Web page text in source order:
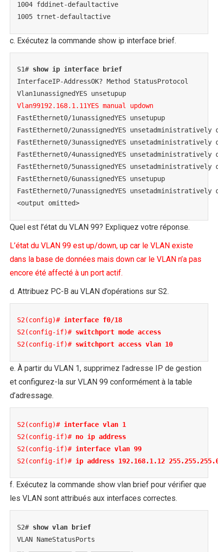
1004 fddinet-defaultactive
1005 trnet-defaultactive
c. Exécutez la commande show ip interface brief.
S1# show ip interface brief
InterfaceIP-AddressOK? Method StatusProtocol
Vlan99192.168.1.11YES manual updown
FastEthernet0/1unassignedYES unsetupup
FastEthernet0/2unassignedYES unsetadministratively
FastEthernet0/3unassignedYES unsetadministratively
FastEthernet0/4unassignedYES unsetadministratively
FastEthernet0/5unassignedYES unsetadministratively
FastEthernet0/6unassignedYES unsetupup
FastEthernet0/7unassignedYES unsetadministratively
<output omitted>
Quel est l’état du VLAN 99? Expliquez votre réponse.
L’état du VLAN 99 est up/down, up car le VLAN existe
dans la base de données mais down car le VLAN n’a pas
encore été affecté à un port actif.
d. Attribuez PC-B au VLAN d’opérations sur S2.
S2(config)# interface f0/18
S2(config-if)# switchport mode access
S2(config-if)# switchport access vlan 10
e. À partir du VLAN 1, supprimez l’adresse IP de gestion
et configurez-la sur VLAN 99 conformément à la table
d’adressage.
S2(config)# interface vlan 1
S2(config-if)# no ip address
S2(config-if)# interface vlan 99
S2(config-if)# ip address 192.168.1.12
f. Exécutez la commande show vlan brief pour vérifier que
les VLAN sont attribués aux interfaces correctes.
S2# show vlan brief
VLAN NameStatusPorts